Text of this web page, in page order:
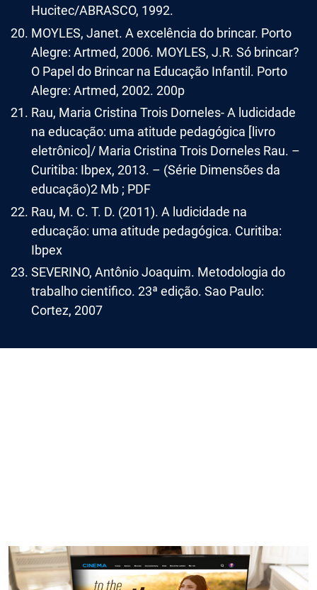
Hucitec/ABRASCO, 1992.
MOYLES, Janet. A excelência do brincar. Porto
Alegre: Artmed, 2006. MOYLES, J.R. Só brincar?
O Papel do Brincar na Educação Infantil. Porto
Alegre: Artmed, 2002. 200p
Rau, Maria Cristina Trois Dorneles- A ludicidade
na educação: uma atitude pedagógica [livro
eletrônico]/ Maria Cristina Trois Dorneles Rau. –
Curitiba: Ibpex, 2013. – (Série Dimensões da
educação)2 Mb ; PDF
Rau, M. C. T. D. (2011). A ludicidade na
educação: uma atitude pedagógica. Curitiba:
Ibpex
SEVERINO, Antônio Joaquim. Metodologia do
trabalho cientifico. 23ª edição. Sao Paulo:
Cortez, 2007
Imagem de capa